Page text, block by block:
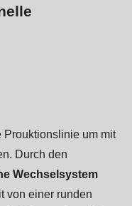
Prouktionslinie um mit
Durch den
Wechselsystem
von einer runden